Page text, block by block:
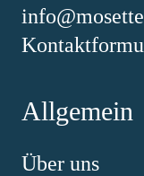
Allgemein
Über uns